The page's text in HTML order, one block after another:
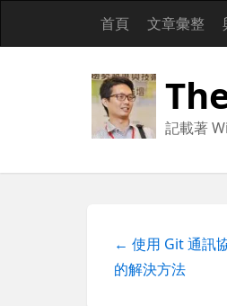
首頁 文章彙整
記載著
← 使用 Git 通訊
的解決方法